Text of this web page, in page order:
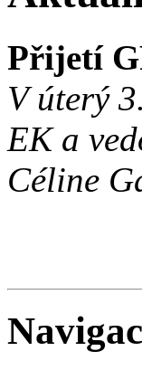
Přijetí
V úterý
EK a
Céline